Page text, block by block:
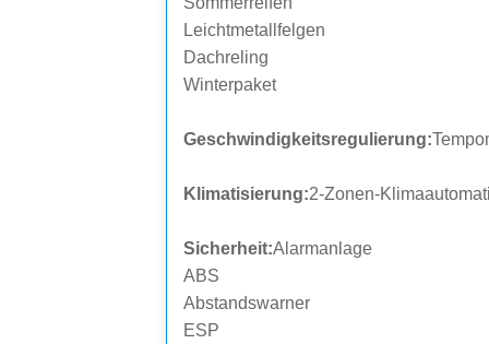
Leichtmetallfelgen
Dachreling
Winterpaket
Geschwindigkeitsregulierung:
Klimatisierung:2-Zonen-
Sicherheit:Alarmanlage
ABS
Abstandswarner
ESP